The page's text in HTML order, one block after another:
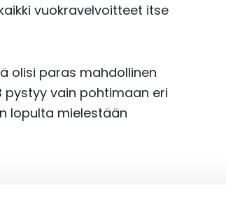
vuokravelvoitteet itse
olisi paras mahdollinen
pystyy vain pohtimaan eri
lopulta mielestään